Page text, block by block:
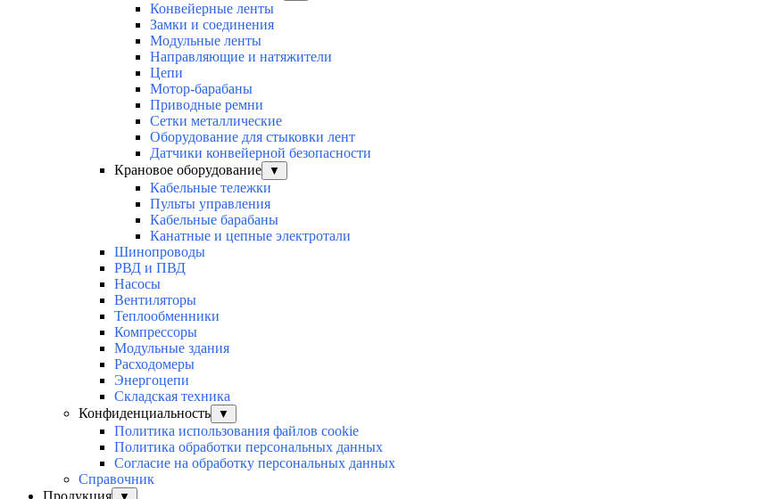
Конвейерные ленты
Замки и соединения
Модульные ленты
Направляющие и натяжители
Цепи
Мотор-барабаны
Приводные ремни
Сетки металлические
Оборудование для стыковки лент
Датчики конвейерной безопасности
Крановое оборудование
▼
Кабельные тележки
Пульты управления
Кабельные барабаны
Канатные и цепные электротали
Шинопроводы
РВД и ПВД
Насосы
Вентиляторы
Теплообменники
Компрессоры
Модульные здания
Расходомеры
Энергоцепи
Складская техника
Конфиденциальность
▼
Политика использования файлов cookie
Политика обработки персональных данных
Согласие на обработку персональных данных
Справочник